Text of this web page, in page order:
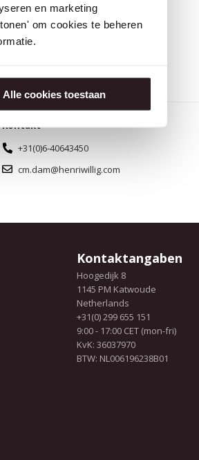
en marketing
om cookies te beheren
Alle cookies toestaan
Kontakt
+31(0)6-40643450
cm.dam@henriwillig.com
Kontaktangaben
Hoogedijk 8
1145 PM Katwoude
Netherlands
+31(0) 299 655 151
9:00 - 17:00 CET (mon-fri)
KvK: 36037970
BTW: NL006196238B01